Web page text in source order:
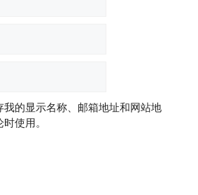
的显示名称、邮箱地址和网站地
使用。